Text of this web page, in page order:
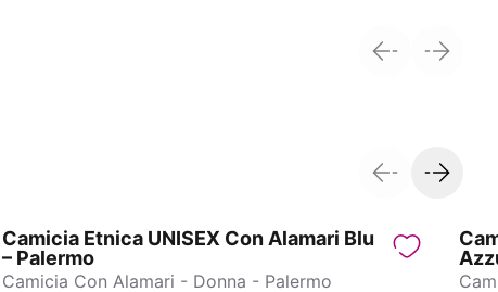
Sconto prodotto
40%
Camicia Etnica UNISEX Con Alamari Blu
– Palermo
Camicia Con Alamari - Donna - Palermo